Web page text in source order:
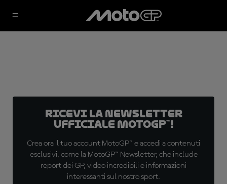
Ricevi la newsletter
ufficiale MotoGP™!
Crea ora il tuo account MotoGP™ e accedi a contenuti
esclusivi, come la MotoGP™ Newsletter, che include
report dei GP, video incredibili e informazioni
interessanti sul nostro sport.